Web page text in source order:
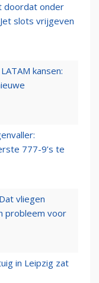
doordat onder
slots vrijgeven
kansen:
777-9’s te
vliegen
probleem voor
in Leipzig zat